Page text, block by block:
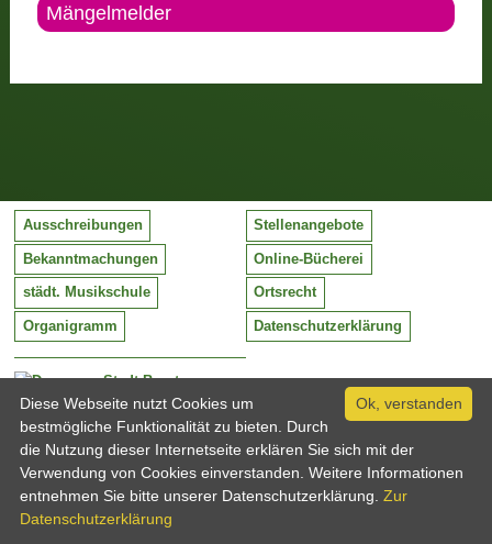
Mängelmelder
Stadt Barntrup
Mittelstraße 38
32683 Barntrup
Tel:
Email:
05263 / 409-0
info@barntrup.de
Ausschreibungen Stellenangebote
Bekanntmachungen Online-Bücherei
städt. Musikschule Ortsrecht
Organigramm Datenschutzerklärung
Ok, verstanden
Diese Webseite nutzt Cookies um
bestmögliche Funktionalität zu bieten. Durch
die Nutzung dieser Internetseite erklären Sie sich mit der
Verwendung von Cookies einverstanden. Weitere Informationen
entnehmen Sie bitte unserer Datenschutzerklärung. Zur
Datenschutzerklärung